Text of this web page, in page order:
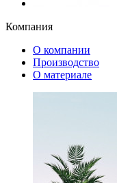
Компания
О компании
Производство
О материале